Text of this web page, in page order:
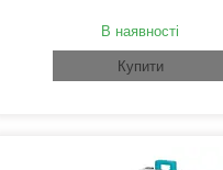
В наявності
Купити